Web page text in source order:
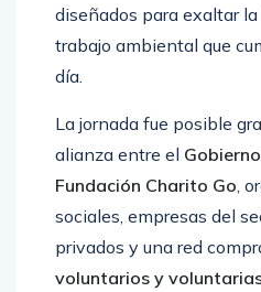
diseñados para exaltar
trabajo ambiental que
día.
La jornada fue posible
alianza entre el
Fundación Charito Go,
sociales, empresas del
privados y una red
voluntarios y